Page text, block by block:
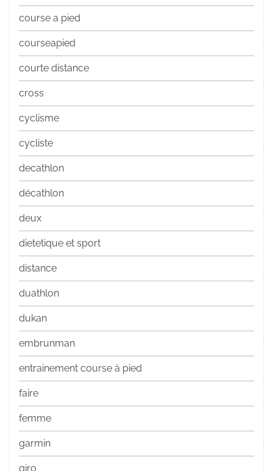
course a pied
courseapied
courte distance
cross
cyclisme
cycliste
decathlon
décathlon
deux
dietetique et sport
distance
duathlon
dukan
embrunman
entrainement course à pied
faire
femme
garmin
giro